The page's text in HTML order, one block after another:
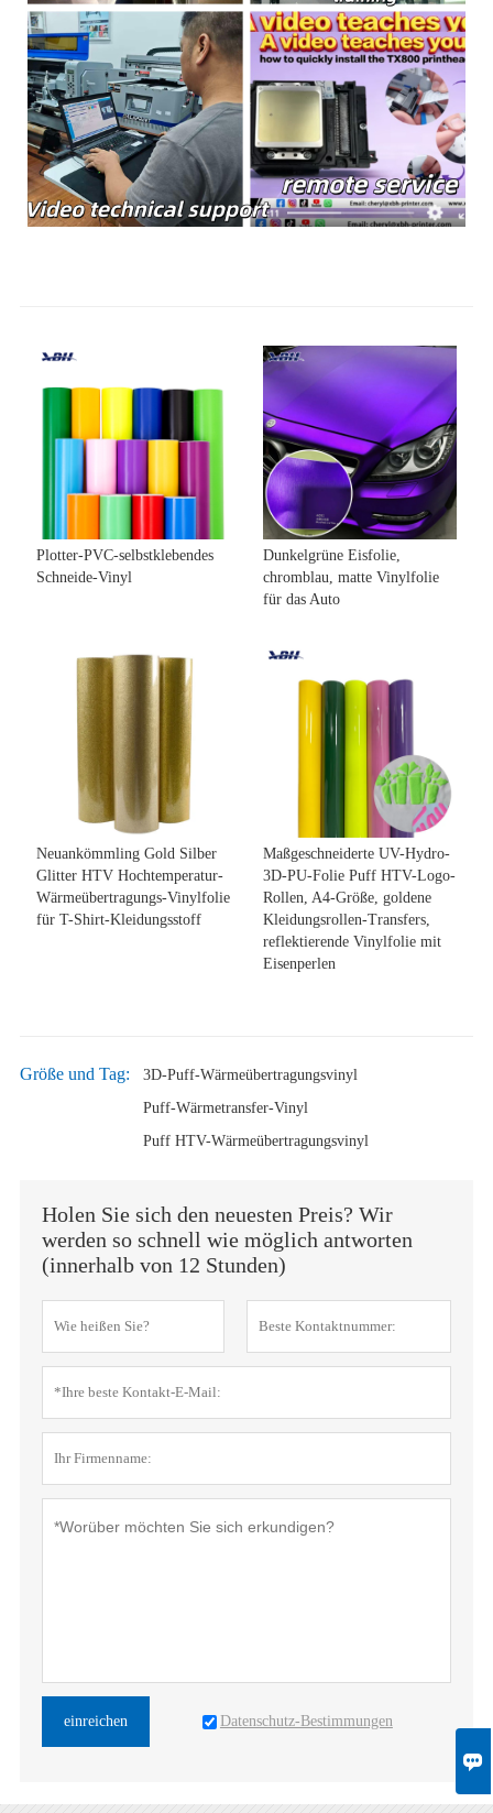

Plotter-PVC-selbstklebendes
Schneide-Vinyl
Dunkelgrüne Eisfolie,
chromblau, matte Vinylfolie
für das Auto
Neuankömmling Gold Silber
Glitter HTV Hochtemperatur-
Wärmeübertragungs-Vinylfolie
für T-Shirt-Kleidungsstoff
Maßgeschneiderte UV-Hydro-
3D-PU-Folie Puff HTV-Logo-
Rollen, A4-Größe, goldene
Kleidungsrollen-Transfers,
reflektierende Vinylfolie mit
Eisenperlen
Größe und Tag:
3D-Puff-Wärmeübertragungsvinyl
Puff-Wärmetransfer-Vinyl
Puff HTV-Wärmeübertragungsvinyl
Holen Sie sich den neuesten Preis? Wir
werden so schnell wie möglich antworten
(innerhalb von 12 Stunden)
einreichen Datenschutz-Bestimmungen